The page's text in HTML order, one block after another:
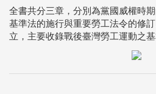
全書共分三章，分別為黨國威權時
基準法的施行與重要勞工法令的修
立，主要收錄戰後臺灣勞工運動之